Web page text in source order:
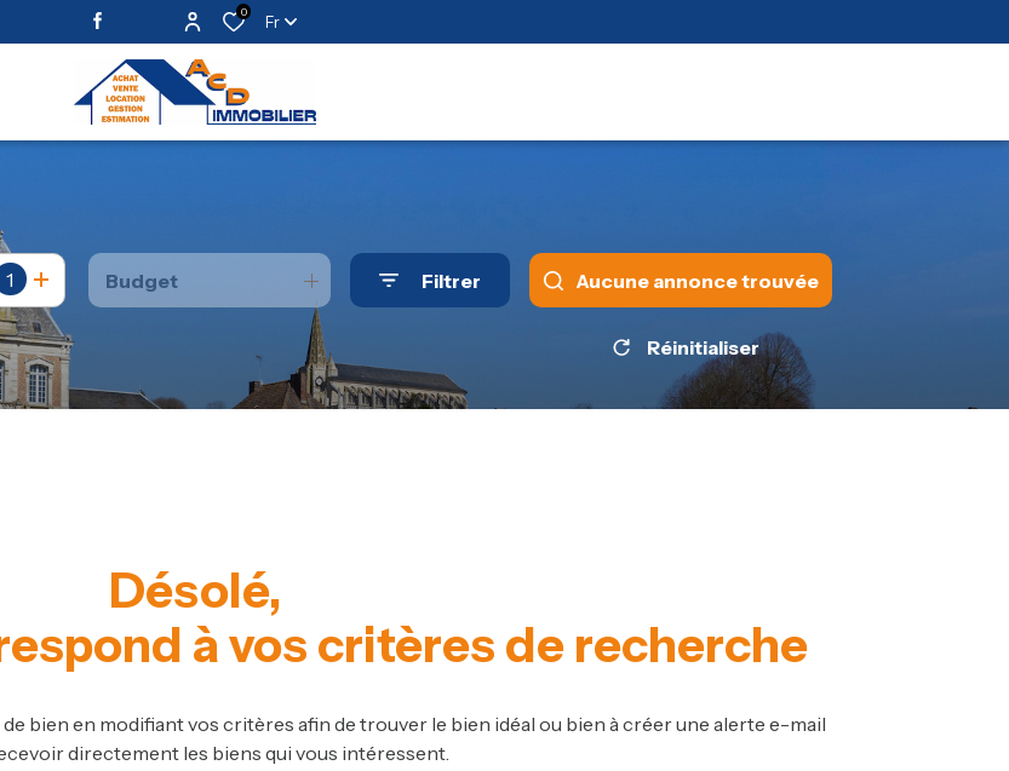
0
Fr
1 Budget Filtrer Aucune annonce trouvée
Réinitialiser
Désolé,
à vos critères de recherche
bien en modifiant vos critères afin de trouver le bien idéal ou bien à créer une alerte e-mail
directement les biens qui vous intéressent.